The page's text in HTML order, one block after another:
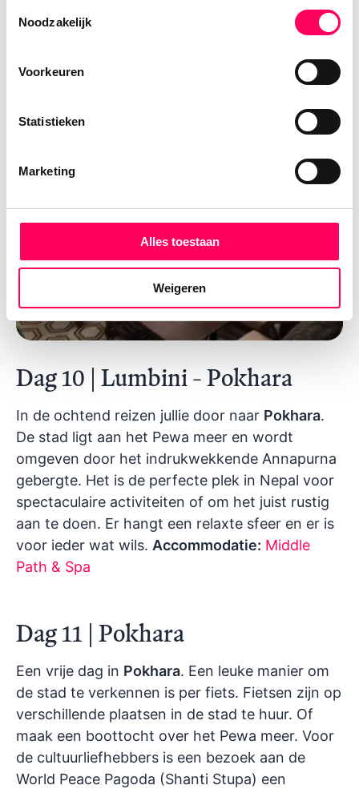
Noodzakelijk
Voorkeuren
Statistieken
Marketing
Alles toestaan
Weigeren
Dag 10 | Lumbini - Pokhara
In de ochtend reizen jullie door naar Pokhara.
De stad ligt aan het Pewa meer en wordt
omgeven door het indrukwekkende Annapurna
gebergte. Het is de perfecte plek in Nepal voor
spectaculaire activiteiten of om het juist rustig
aan te doen. Er hangt een relaxte sfeer en er is
voor ieder wat wils. Accommodatie: Middle
Path & Spa
Dag 11 | Pokhara
Een vrije dag in Pokhara. Een leuke manier om
de stad te verkennen is per fiets. Fietsen zijn op
verschillende plaatsen in de stad te huur. Of
maak een boottocht over het Pewa meer. Voor
de cultuurliefhebbers is een bezoek aan de
World Peace Pagoda (Shanti Stupa) een